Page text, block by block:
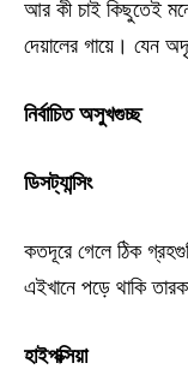
আর কী চাই কিছুতেই মনে
দেয়ালের গায়ে। যেন
নির্বাচিত অসুখগুচ্ছ
ডিসট্যান্সিং
কতদূরে গেলে ঠিক
এইখানে পড়ে থাকি
হাইপক্সিয়া